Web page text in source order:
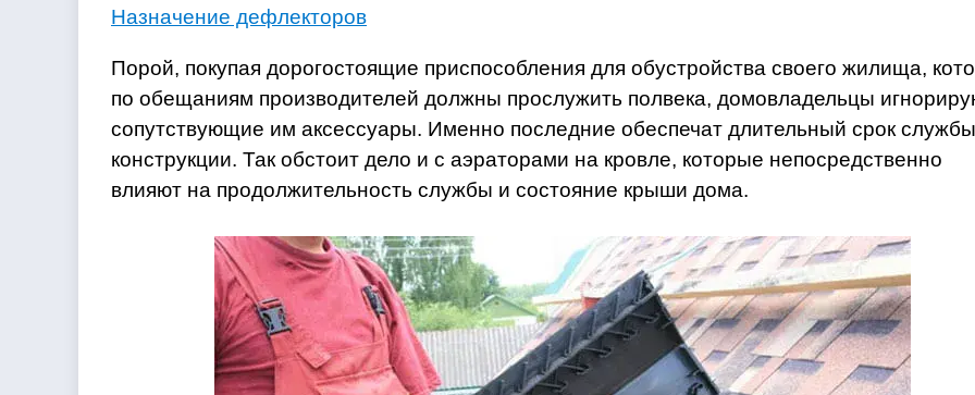
Назначение дефлекторов
Порой, покупая дорогостоящие приспособления для обустройства своего жилища,
по обещаниям производителей должны прослужить полвека, домовладельцы
сопутствующие им аксессуары. Именно последние обеспечат длительный срок службы
конструкции. Так обстоит дело и с аэраторами на кровле, которые непосредственно
влияют на продолжительность службы и состояние крыши дома.